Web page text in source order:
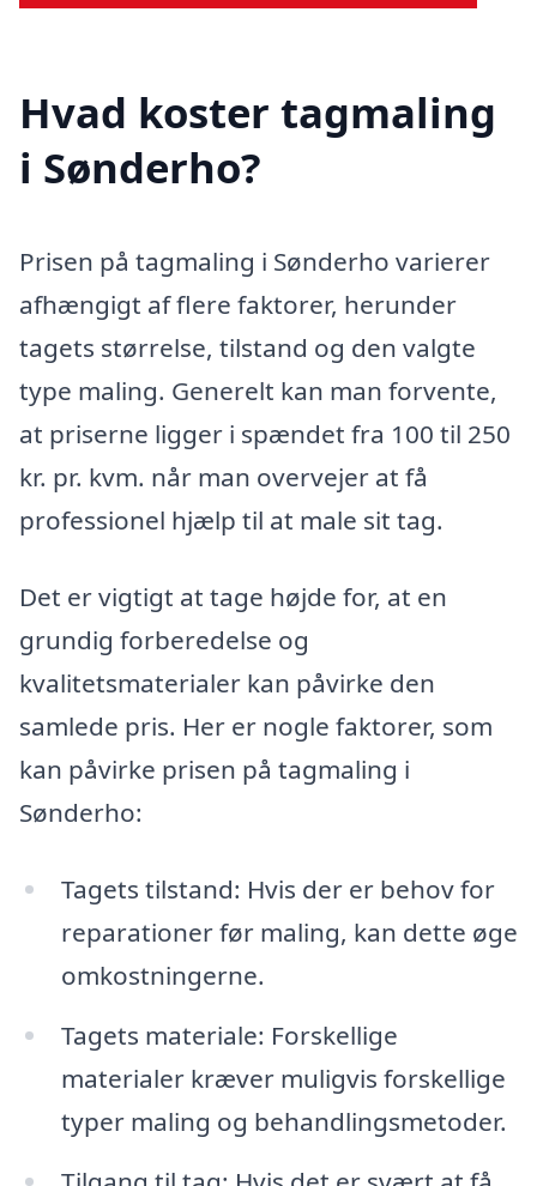
Hvad koster tagmaling
i Sønderho?
Prisen på tagmaling i Sønderho varierer
afhængigt af flere faktorer, herunder
tagets størrelse, tilstand og den valgte
type maling. Generelt kan man forvente,
at priserne ligger i spændet fra 100 til 250
kr. pr. kvm. når man overvejer at få
professionel hjælp til at male sit tag.
Det er vigtigt at tage højde for, at en
grundig forberedelse og
kvalitetsmaterialer kan påvirke den
samlede pris. Her er nogle faktorer, som
kan påvirke prisen på tagmaling i
Sønderho:
Tagets tilstand: Hvis der er behov for
reparationer før maling, kan dette øge
omkostningerne.
Tagets materiale: Forskellige
materialer kræver muligvis forskellige
typer maling og behandlingsmetoder.